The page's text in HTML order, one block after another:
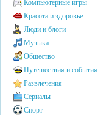
Компьютерные игры
Красота и здоровье
Люди и блоги
Музыка
Общество
Путешествия и события
Развлечения
Сериалы
Спорт